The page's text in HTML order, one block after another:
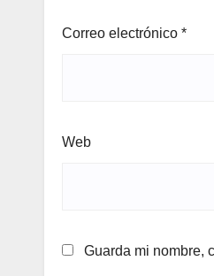
Correo electrónico *
Web
Guarda mi nombre,